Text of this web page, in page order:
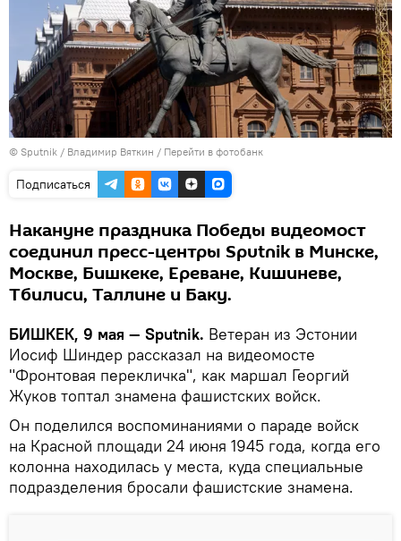
© Sputnik / Владимир Вяткин / Перейти в фотобанк
Подписаться
Накануне праздника Победы видеомост
соединил пресс-центры Sputnik в Минске,
Москве, Бишкеке, Ереване, Кишиневе,
Тбилиси, Таллине и Баку.
БИШКЕК, 9 мая — Sputnik. Ветеран из Эстонии
Иосиф Шиндер рассказал на видеомосте
"Фронтовая перекличка", как маршал Георгий
Жуков топтал знамена фашистских войск.
Он поделился воспоминаниями о параде войск
на Красной площади 24 июня 1945 года, когда его
колонна находилась у места, куда специальные
подразделения бросали фашистские знамена.